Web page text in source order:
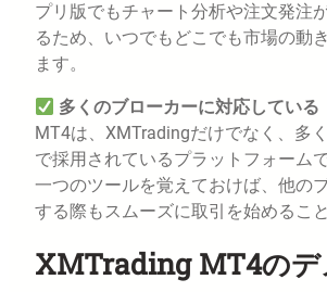
プリ版でもチャート分析や注文発注
るため、いつでもどこでも市場の動
ます。
多くのブローカーに対応している
MT4は、XMTradingだけでなく、多
で採用されているプラットフォーム
一つのツールを覚えておけば、他の
する際もスムーズに取引を始めるこ
XMTrading MT4のデ